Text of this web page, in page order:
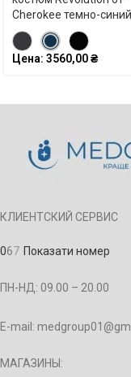
Cherokee темно-синий
Цена: 3560,00₴
КЛИЕНТСКИЙ СЕРВИС
067 Показати номер
ПН-НД: 09.00 – 20.00
E-mail:
МАГАЗИНЫ: